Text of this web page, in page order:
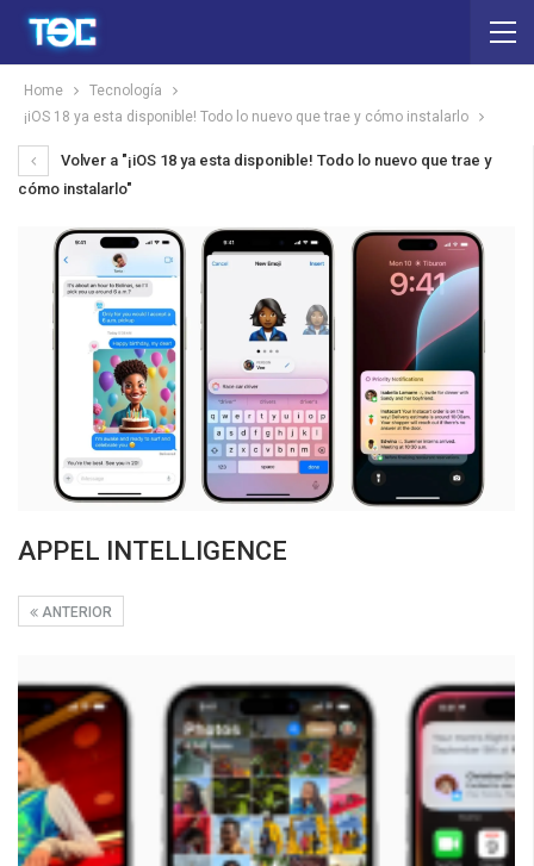
Home
Tecnología
¡iOS 18 ya esta disponible! Todo lo nuevo que trae y cómo instalarlo
Volver a "¡iOS 18 ya esta disponible! Todo lo nuevo que trae y
cómo instalarlo"
APPEL INTELLIGENCE
ANTERIOR